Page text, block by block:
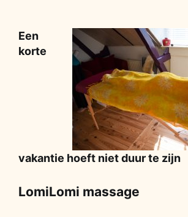
Een
korte
vakantie hoeft niet duur te zijn
LomiLomi massage